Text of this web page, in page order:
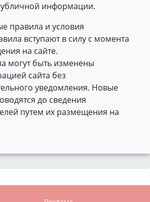
информации.
правила и условия
вступают в силу с момента
на сайте.
могут быть изменены
сайта без
уведомления. Новые
до сведения
путем их размещения на